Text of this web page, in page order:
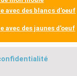
avec des blancs d'oeuf
avec des jaunes d'oeuf